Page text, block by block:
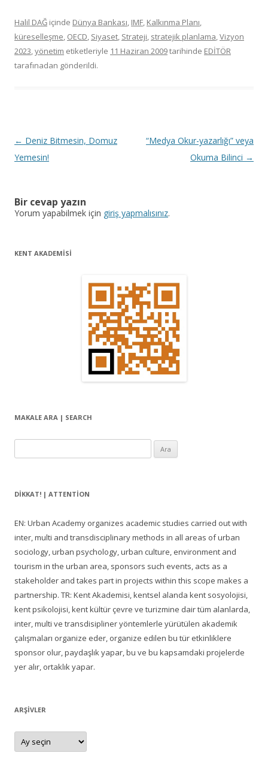
Halil DAĞ içinde Dünya Bankası, IMF, Kalkınma Planı,
küreselleşme, OECD, Siyaset, Strateji, stratejik planlama,Vizyon
2023,yönetim etiketleriyle 11 Haziran 2009tarihinde EDİTÖR
tarafınadan gönderildi.
Y
a
d
a
← Deniz Bitmesin, Domuz
Yemesin!
“Medya Okur-yazarlığı” veya
Okuma Bilinci →
Bir cevap yazın
Yorum yapabilmek için giriş yapmalısınız.
KENT AKADEMİSİ
MAKALE ARA | SEARCH
DIKKAT! | ATTENTION
EN: Urban Academy organizes academic studies carried out with
inter, multi and transdisciplinary methods in all areas of urban
sociology, urban psychology, urban culture, environment and
tourism in the urban area, sponsors such events, acts as a
stakeholder and takes part in projects within this scope makes a
partnership. TR: Kent Akademisi, kentsel alanda kent sosyolojisi,
kent psikolojisi, kent kültür çevre ve turizmine dair tüm alanlarda,
inter, multi ve transdisipliner yöntemlerle yürütülen akademik
çalışmaları organize eder, organize edilen bu tür etkinliklere
sponsor olur, paydaşlık yapar, bu ve bu kapsamdaki projelerde
yer alır, ortaklık yapar.
ARŞIVLER
Arşivler